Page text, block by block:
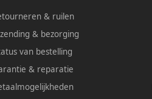
& ruilen
& bezorging
van bestelling
& reparatie